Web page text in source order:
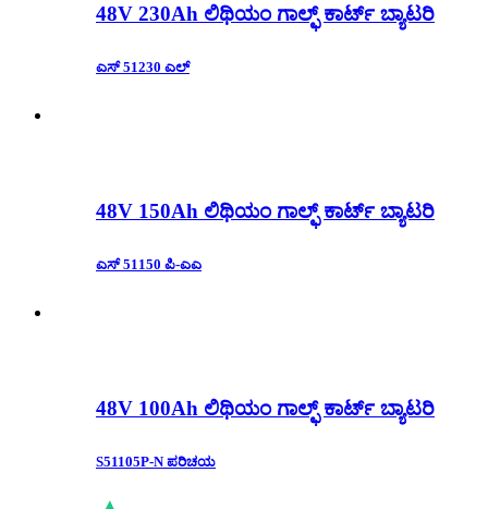
48V 230Ah ಲಿಥಿಯಂ ಗಾಲ್ಫ್ ಕಾರ್ಟ್ ಬ್ಯಾಟರಿ
ಎಸ್ 51230 ಎಲ್
48V 150Ah ಲಿಥಿಯಂ ಗಾಲ್ಫ್ ಕಾರ್ಟ್ ಬ್ಯಾಟರಿ
ಎಸ್ 51150 ಪಿ-ಎಎ
48V 100Ah ಲಿಥಿಯಂ ಗಾಲ್ಫ್ ಕಾರ್ಟ್ ಬ್ಯಾಟರಿ
S51105P-N ಪರಿಚಯ